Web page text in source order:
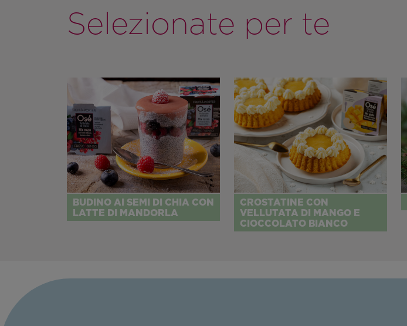
Selezionate per te
BUDINO AI SEMI DI CHIA CON
LATTE DI MANDORLA
CROSTATINE CON
VELLUTATA DI MANGO E
CIOCCOLATO BIANCO